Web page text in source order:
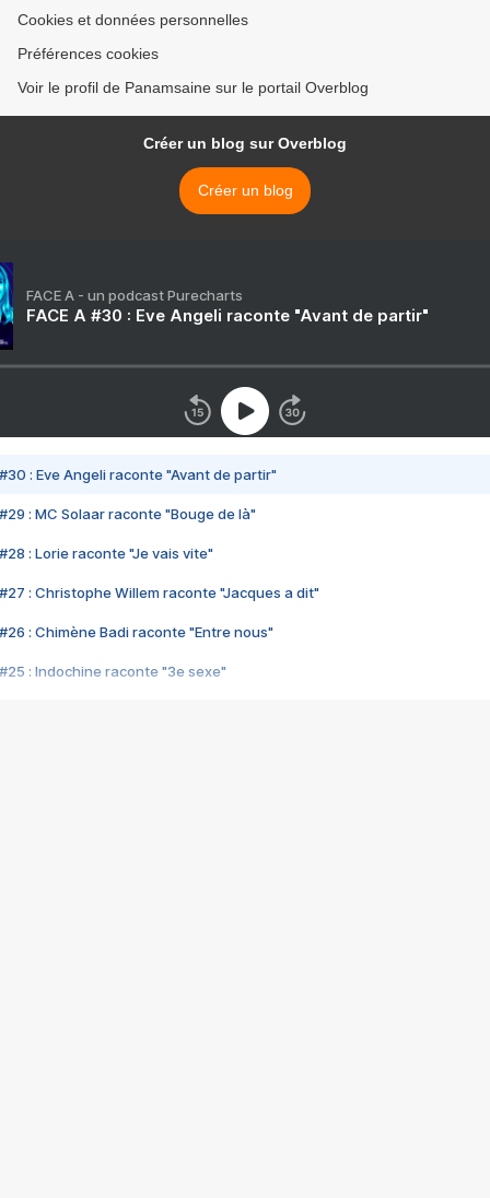
Cookies et données personnelles
Préférences cookies
Voir le profil de Panamsaine sur le portail Overblog
Créer un blog sur Overblog
Créer un blog
FACE A - un podcast Purecharts
FACE A #30 : Eve Angeli raconte "Avant de partir"
#30 : Eve Angeli raconte "Avant de partir"
#29 : MC Solaar raconte "Bouge de là"
#28 : Lorie raconte "Je vais vite"
#27 : Christophe Willem raconte "Jacques a dit"
#26 : Chimène Badi raconte "Entre nous"
#25 : Indochine raconte "3e sexe"